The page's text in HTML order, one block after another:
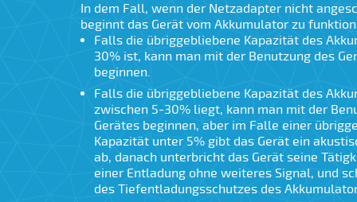
In dem Fall, wenn der Netzadapter nicht
beginnt das Gerät vom Akkumulator zu
Falls die übriggebliebene Kapazität des
30% ist, kann man mit der Benutzung des
beginnen.
Falls die übriggebliebene Kapazität des
zwischen 5-30% liegt, kann man mit der
Gerätes beginnen, aber im Falle einer
Kapazität unter 5% gibt das Gerät ein
ab, danach unterbricht das Gerät seine
einer Entladung ohne weiteres Signal, und
des Tiefentladungsschutzes des